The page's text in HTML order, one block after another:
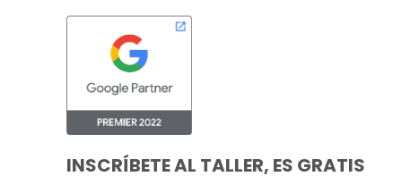
INSCRÍBETE AL TALLER, ES GRATIS